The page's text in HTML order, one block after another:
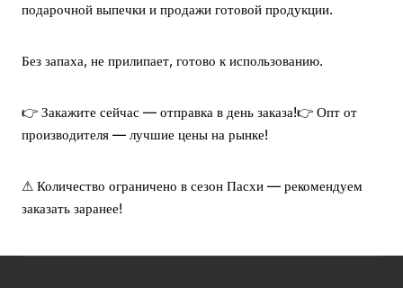
подарочной выпечки и продажи готовой продукции.
Без запаха, не прилипает, готово к использованию.
👉 Закажите сейчас — отправка в день заказа!👉 Опт от
производителя — лучшие цены на рынке!
⚠ Количество ограничено в сезон Пасхи — рекомендуем
заказать заранее!